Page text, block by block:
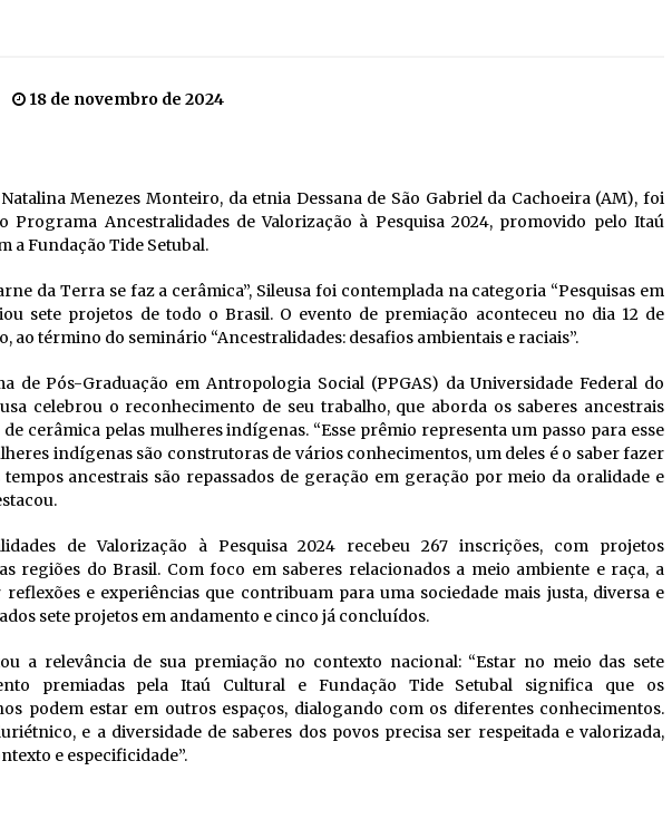
18 de novembro de 2024
Menezes Monteiro, da etnia Dessana de São Gabriel da Cachoeira (AM), foi
Programa Ancestralidades de Valorização à Pesquisa 2024, promovido pelo Itaú
a Fundação Tide Setubal.
da Terra se faz a cerâmica”, Sileusa foi contemplada na categoria “Pesquisas em
sete projetos de todo o Brasil. O evento de premiação aconteceu no dia 12 de
ao término do seminário “Ancestralidades: desafios ambientais e raciais”.
de Pós-Graduação em Antropologia Social (PPGAS) da Universidade Federal do
celebrou o reconhecimento de seu trabalho, que aborda os saberes ancestrais
cerâmica pelas mulheres indígenas. “Esse prêmio representa um passo para esse
indígenas são construtoras de vários conhecimentos, um deles é o saber fazer
tempos ancestrais são repassados de geração em geração por meio da oralidade e
de Valorização à Pesquisa 2024 recebeu 267 inscrições, com projetos
regiões do Brasil. Com foco em saberes relacionados a meio ambiente e raça, a
e experiências que contribuam para uma sociedade mais justa, diversa e
sete projetos em andamento e cinco já concluídos.
a relevância de sua premiação no contexto nacional: “Estar no meio das sete
premiadas pela Itaú Cultural e Fundação Tide Setubal significa que os
podem estar em outros espaços, dialogando com os diferentes conhecimentos.
e a diversidade de saberes dos povos precisa ser respeitada e valorizada,
e especificidade”.